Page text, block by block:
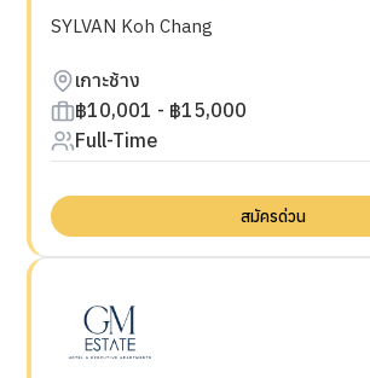
SYLVAN Koh Chang
เกาะช้าง
฿10,001 - ฿15,000
Full-Time
สมัครด่วน